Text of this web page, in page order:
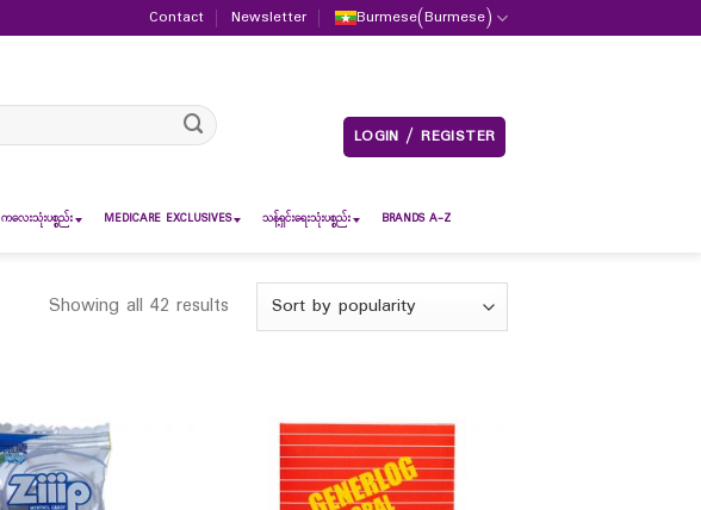
Contact Newsletter Burmese(Burmese)
LOGIN / REGISTER
ကလေးသုံးပစ္စည်း MEDICARE EXCLUSIVES သန့်ရှင်းရေးသုံးပစ္စည်း BRANDS A-Z
Showing all 42 results